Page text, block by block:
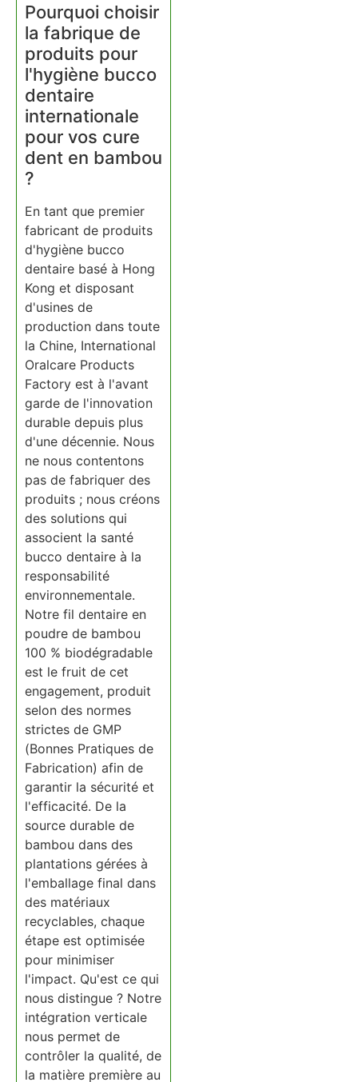
Pourquoi choisir
la fabrique de
produits pour
l'hygiène bucco
dentaire
internationale
pour vos cure
dent en bambou
?
En tant que premier
fabricant de produits
d'hygiène bucco
dentaire basé à Hong
Kong et disposant
d'usines de
production dans toute
la Chine, International
Oralcare Products
Factory est à l'avant
garde de l'innovation
durable depuis plus
d'une décennie. Nous
ne nous contentons
pas de fabriquer des
produits ; nous créons
des solutions qui
associent la santé
bucco dentaire à la
responsabilité
environnementale.
Notre fil dentaire en
poudre de bambou
100 % biodégradable
est le fruit de cet
engagement, produit
selon des normes
strictes de GMP
(Bonnes Pratiques de
Fabrication) afin de
garantir la sécurité et
l'efficacité. De la
source durable de
bambou dans des
plantations gérées à
l'emballage final dans
des matériaux
recyclables, chaque
étape est optimisée
pour minimiser
l'impact. Qu'est ce qui
nous distingue ? Notre
intégration verticale
nous permet de
contrôler la qualité, de
la matière première au